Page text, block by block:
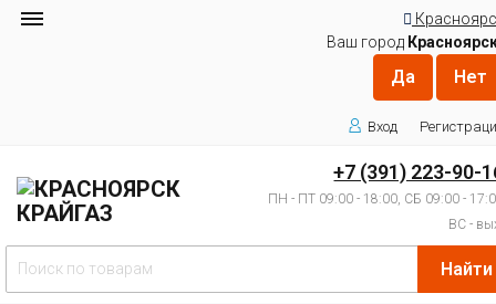
Ваш город
Вход
+7 (391) 223-90-
ПН - ПТ 09:00 - 18:00, СБ 09:00 -
ВС -
Найти